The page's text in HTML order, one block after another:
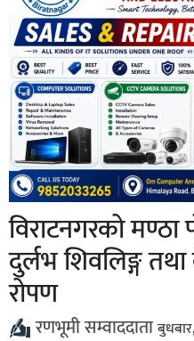
विराटनगरको मण्ठा
दुर्लभ शिवलिङ्ग
रोपण
रणभूमी सम्वाददाता